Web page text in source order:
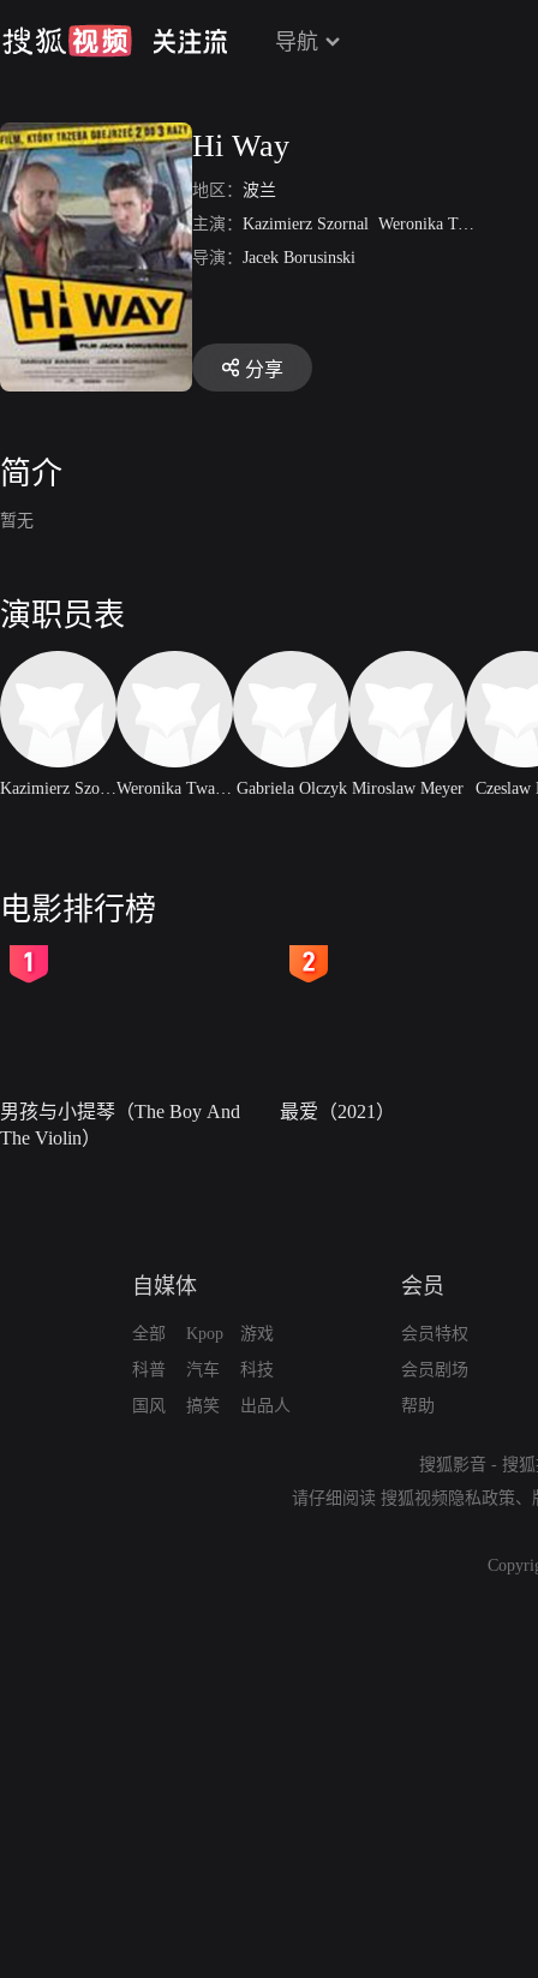
导航
Hi Way
地区： 波兰
主演： Kazimierz Szornal Weronika Twardowska
导演： Jacek Borusinski
分享
简介
暂无
演职员表
Kazimierz Szornal Weronika Twardowska Gabriela Olczyk Miroslaw Meyer Czeslaw
电影排行榜
男孩与小提琴（The Boy And
The Violin）
最爱（2021）
自媒体
全部
科普
国风
Kpop
汽车
搞笑
游戏
科技
出品人
会员
会员特权
会员剧场
帮助
搜狐影音 - 搜
请仔细阅读 搜狐视频隐私政策、